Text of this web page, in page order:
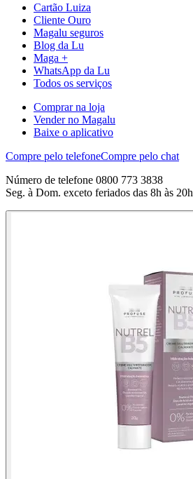
Cartão Luiza
Cliente Ouro
Magalu seguros
Blog da Lu
Maga +
WhatsApp da Lu
Todos os serviços
Comprar na loja
Vender no Magalu
Baixe o aplicativo
Compre pelo telefoneCompre pelo chat
Número de telefone 0800 773 3838
Seg. à Dom. exceto feriados das 8h às 20h